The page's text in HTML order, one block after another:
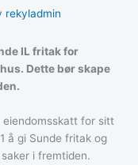
rekyladmin
IL fritak for
Dette bør skape
eiendomsskatt for sitt
å gi Sunde fritak og
i fremtiden.